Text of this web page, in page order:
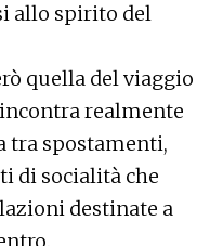
allo spirito del
quella del viaggio
realmente
tra spostamenti,
di socialità che
destinate a